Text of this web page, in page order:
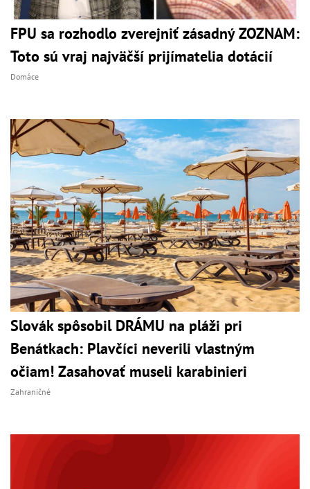
FPU sa rozhodlo zverejniť zásadný ZOZNAM:
Toto sú vraj najväčší prijímatelia dotácií
Domáce
Slovák spôsobil DRÁMU na pláži pri
Benátkach: Plavčíci neverili vlastným
očiam! Zasahovať museli karabinieri
Zahraničné